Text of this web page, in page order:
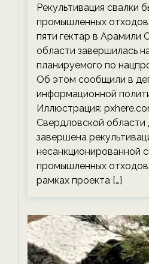
экологии на
Рекультивация свалки
промышленных
пяти гектар в Арамили
области завершилась
планируемого по
Об этом сообщили в
информационной
Иллюстрация:
Свердловской области
завершена
несанкционированной
промышленных
рамках проекта […]